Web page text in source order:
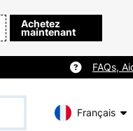
Achetez
maintenant
FAQs,
Français